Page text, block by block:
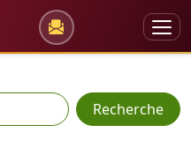
Recherche